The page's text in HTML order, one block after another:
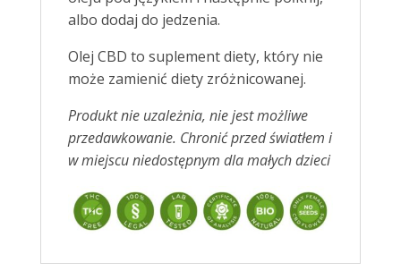
albo dodaj do jedzenia.
Olej CBD to suplement diety, który nie
może zamienić diety zróżnicowanej.
Produkt nie uzależnia, nie jest możliwe
przedawkowanie. Chronić przed światłem i
w miejscu niedostępnym dla małych dzieci